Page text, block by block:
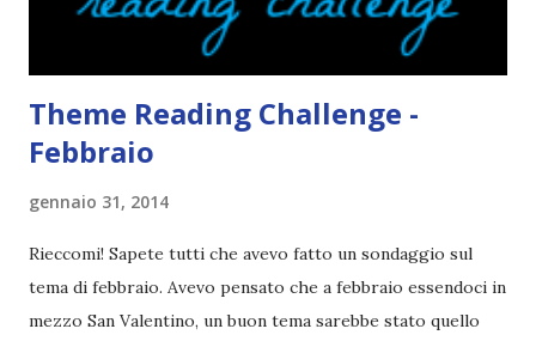
trovato una scena in ...
Theme Reading Challenge -
Febbraio
gennaio 31, 2014
Rieccomi! Sapete tutti che avevo fatto un sondaggio sul
tema di febbraio. Avevo pensato che a febbraio essendoci in
mezzo San Valentino, un buon tema sarebbe stato quello